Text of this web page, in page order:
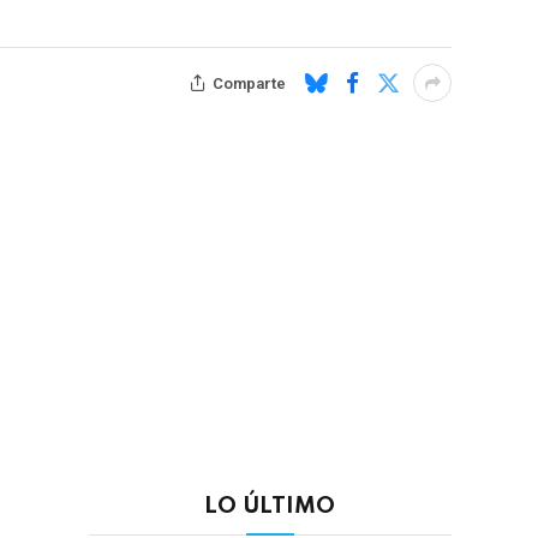
Comparte
LO ÚLTIMO